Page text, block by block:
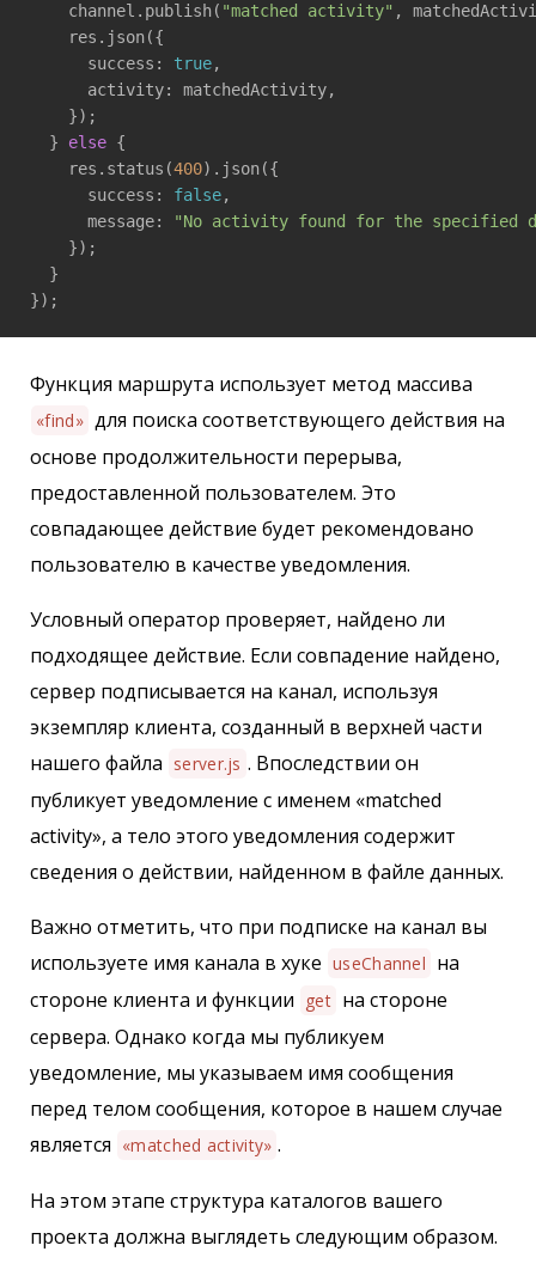
    channel.publish(
"matched activity" ,
    res.json({
      success:
true,
      activity: matchedActivity,
    });
  }
else {
    res.status(
400).json({
      success:
false,
      message:
"No activity found for the specified
    });
  }
});
Функция маршрута использует метод массива
«find» для поиска соответствующего действия на
основе продолжительности перерыва,
предоставленной пользователем. Это
совпадающее действие будет рекомендовано
пользователю в качестве уведомления.
Условный оператор проверяет, найдено ли
подходящее действие. Если совпадение найдено,
сервер подписывается на канал, используя
экземпляр клиента, созданный в верхней части
нашего файла server.js . Впоследствии он
публикует уведомление с именем «matched
activity», а тело этого уведомления содержит
сведения о действии, найденном в файле данных.
Важно отметить, что при подписке на канал вы
используете имя канала в хуке useChannel на
стороне клиента и функции get на стороне
сервера. Однако когда мы публикуем
уведомление, мы указываем имя сообщения
перед телом сообщения, которое в нашем случае
является «matched activity» .
На этом этапе структура каталогов вашего
проекта должна выглядеть следующим образом.